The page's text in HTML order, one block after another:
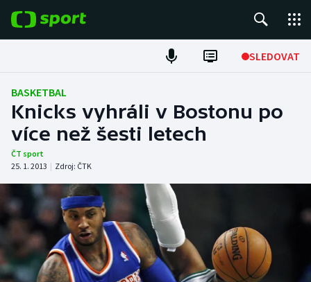
SLEDOVAT
Fotbal
Hokej
Tenis
Atletika
Cyklistika
DALŠÍ SPORTY
BASKETBAL
Knicks vyhráli v Bostonu po
více než šesti letech
ČT sport
25. 1. 2013 | Zdroj: ČTK